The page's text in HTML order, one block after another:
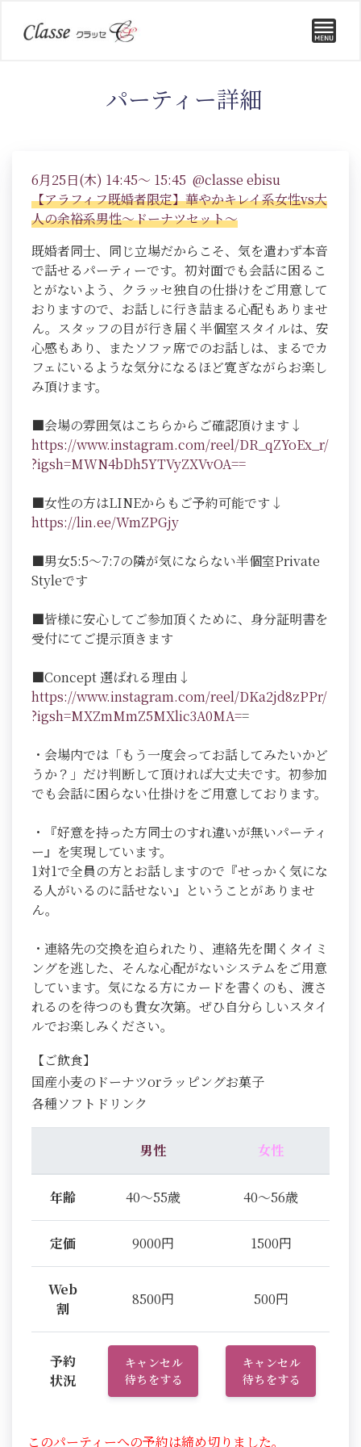
パーティー詳細
6月25日(木) 14:45～ 15:45 @classe ebisu
【アラフィフ既婚者限定】華やかキレイ系女性vs大
人の余裕系男性～ドーナツセット～
既婚者同士、同じ立場だからこそ、気を遣わず本音
で話せるパーティーです。初対面でも会話に困るこ
とがないよう、クラッセ独自の仕掛けをご用意して
おりますので、お話しに行き詰まる心配もありませ
ん。スタッフの目が行き届く半個室スタイルは、安
心感もあり、またソファ席でのお話しは、まるでカ
フェにいるような気分になるほど寛ぎながらお楽し
み頂けます。
■会場の雰囲気はこちらからご確認頂けます↓
https://www.instagram.com/reel/DR_qZYoEx_r/
?igsh=MWN4bDh5YTVyZXVvOA==
■女性の方はLINEからもご予約可能です↓
https://lin.ee/WmZPGjy
■男女5:5～7:7の隣が気にならない半個室Private
Styleです
■皆様に安心してご参加頂くために、身分証明書を
受付にてご提示頂きます
■Concept 選ばれる理由↓
https://www.instagram.com/reel/DKa2jd8zPPr/
?igsh=MXZmMmZ5MXlic3A0MA==
・会場内では「もう一度会ってお話してみたいかど
うか？」だけ判断して頂ければ大丈夫です。初参加
でも会話に困らない仕掛けをご用意しております。
・『好意を持った方同士のすれ違いが無いパーティ
ー』を実現しています。
1対1で全員の方とお話しますので『せっかく気にな
る人がいるのに話せない』ということがありませ
ん。
・連絡先の交換を迫られたり、連絡先を聞くタイミ
ングを逃した、そんな心配がないシステムをご用意
しています。気になる方にカードを書くのも、渡さ
れるのを待つのも貴女次第。ぜひ自分らしいスタイ
ルでお楽しみください。
【ご飲食】
国産小麦のドーナツorラッピングお菓子
各種ソフトドリンク
男性 女性
年齢 40～55歳 40～56歳
定価 9000円 1500円
Web
割
8500円 500円
予約
状況
キャンセル
待ちをする
キャンセル
待ちをする
このパーティーへの予約は締め切りました。